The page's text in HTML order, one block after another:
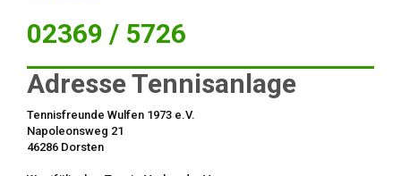
02369 / 5726
Adresse Tennisanlage
Tennisfreunde Wulfen 1973 e.V.
Napoleonsweg 21
46286 Dorsten